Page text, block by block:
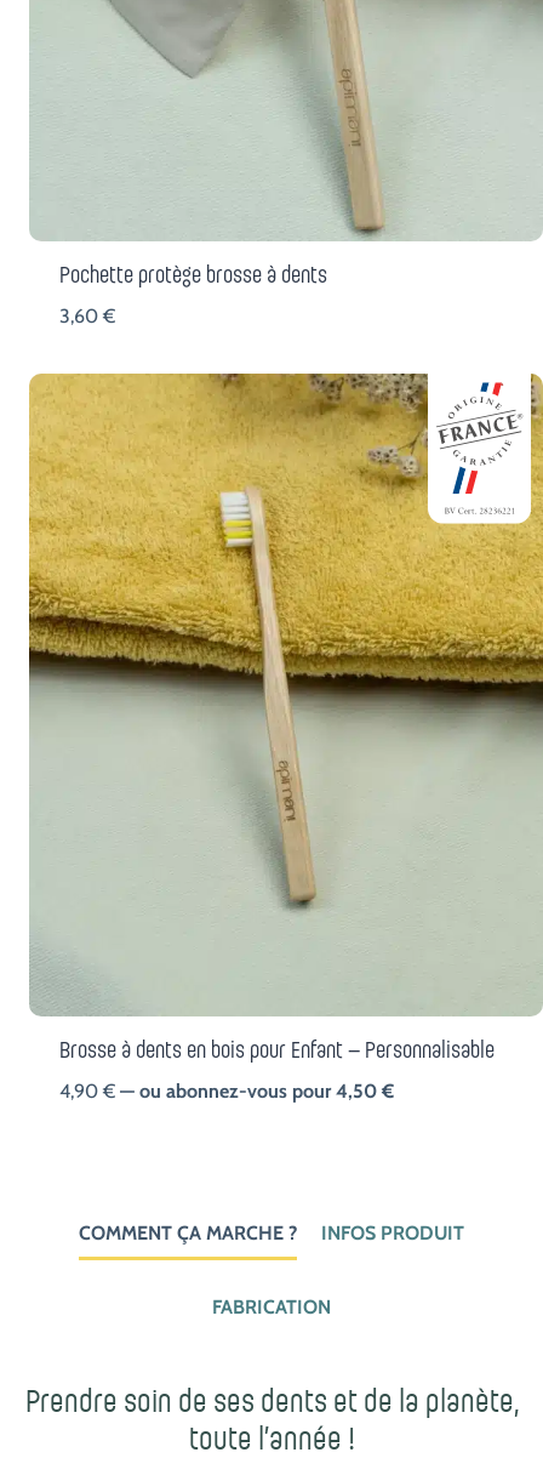
Pochette protège brosse à dents
3,60€
Brosse à dents en bois pour Enfant – Personnalisable
4,90€ —ou abonnez-vous pour4,50 €
COMMENT ÇA MARCHE ? INFOS PRODUIT
FABRICATION
Prendre soin de ses dents et de la planète,
toute l’année !